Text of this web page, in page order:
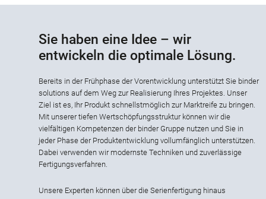
Sie haben eine Idee – wir
entwickeln die optimale Lösung.
Bereits in der Frühphase der Vorentwicklung unterstützt Sie binder
solutions auf dem Weg zur Realisierung Ihres Projektes. Unser
Ziel ist es, Ihr Produkt schnellstmöglich zur Marktreife zu bringen.
Mit unserer tiefen Wertschöpfungsstruktur können wir die
vielfältigen Kompetenzen der binder Gruppe nutzen und Sie in
jeder Phase der Produktentwicklung vollumfänglich unterstützen.
Dabei verwenden wir modernste Techniken und zuverlässige
Fertigungsverfahren.
Unsere Experten können über die Serienfertigung hinaus